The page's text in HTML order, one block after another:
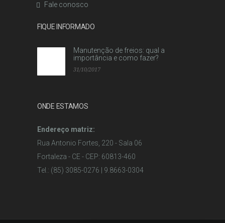
Fale conosco
FIQUE INFORMADO
Manutenção de freios: qual a
importância e como fazer?
31/10/2017
ONDE ESTAMOS
Endereço matriz:
Rua Antonio Fortes, 220 - Sala 06
Fortaleza - CE - CEP: 60813-460
Tel.: (85) 3085-0276 | 9.8663-0304